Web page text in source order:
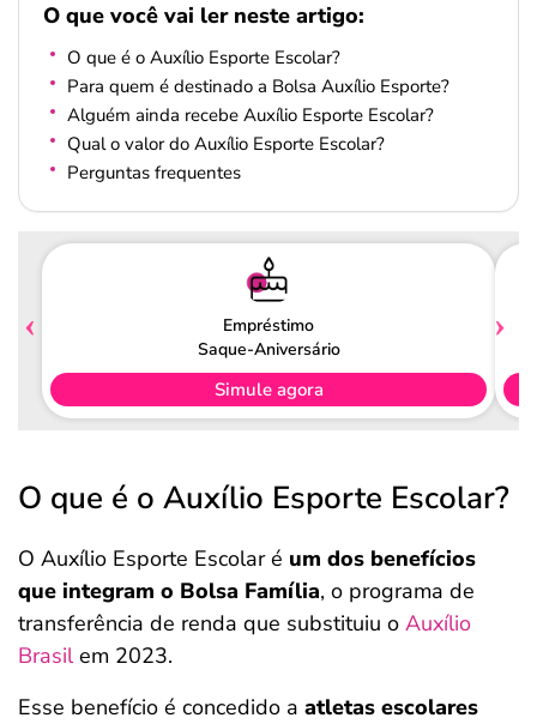
O que você vai ler neste artigo:
O que é o Auxílio Esporte Escolar?
Para quem é destinado a Bolsa Auxílio Esporte?
Alguém ainda recebe Auxílio Esporte Escolar?
Qual o valor do Auxílio Esporte Escolar?
Perguntas frequentes
Empréstimo
Saque-Aniversário
Simule agora
O que é o Auxílio Esporte Escolar?
O Auxílio Esporte Escolar é um dos benefícios
que integram o Bolsa Família, o programa de
transferência de renda que substituiu o Auxílio
Brasilem 2023.
Esse benefício é concedido a atletas escolares